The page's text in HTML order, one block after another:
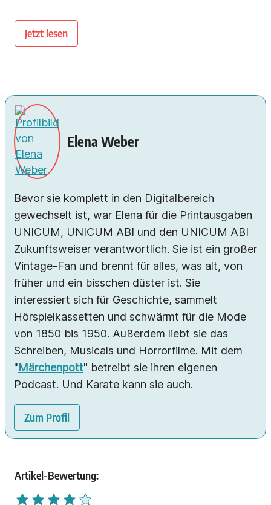
Jetzt lesen
Elena Weber
Bevor sie komplett in den Digitalbereich
gewechselt ist, war Elena für die Printausgaben
UNICUM, UNICUM ABI und den UNICUM ABI
Zukunftsweiser verantwortlich. Sie ist ein großer
Vintage-Fan und brennt für alles, was alt, von
früher und ein bisschen düster ist. Sie
interessiert sich für Geschichte, sammelt
Hörspielkassetten und schwärmt für die Mode
von 1850 bis 1950. Außerdem liebt sie das
Schreiben, Musicals und Horrorfilme. Mit dem
"Märchenpott" betreibt sie ihren eigenen
Podcast. Und Karate kann sie auch.
Zum Profil
Artikel-Bewertung: